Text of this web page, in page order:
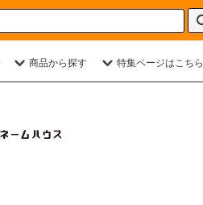
商品から探す 特集ページはこちら